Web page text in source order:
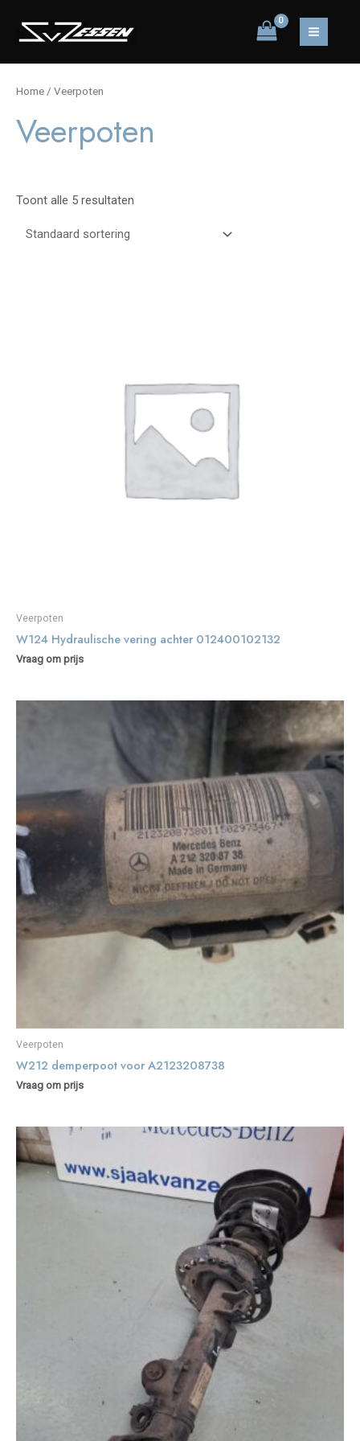
naar
inhoud
MAIN
Home / Veerpoten
Veerpoten
Toont alle 5 resultaten
Veerpoten
W124 Hydraulische vering achter 012400102132
Vraag om prijs
Veerpoten
W212 demperpoot voor A2123208738
Vraag om prijs